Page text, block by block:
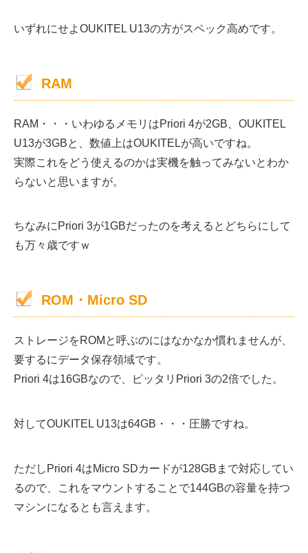
いずれにせよOUKITEL U13の方がスペック高めです。
RAM
RAM・・・いわゆるメモリはPriori 4が2GB、OUKITEL
U13が3GBと、数値上はOUKITELが高いですね。
実際これをどう使えるのかは実機を触ってみないとわか
らないと思いますが。
ちなみにPriori 3が1GBだったのを考えるとどちらにして
も万々歳ですｗ
ROM・Micro SD
ストレージをROMと呼ぶのにはなかなか慣れませんが、
要するにデータ保存領域です。
Priori 4は16GBなので、ピッタリPriori 3の2倍でした。
対してOUKITEL U13は64GB・・・圧勝ですね。
ただしPriori 4はMicro SDカードが128GBまで対応してい
るので、これをマウントすることで144GBの容量を持つ
マシンになるとも言えます。